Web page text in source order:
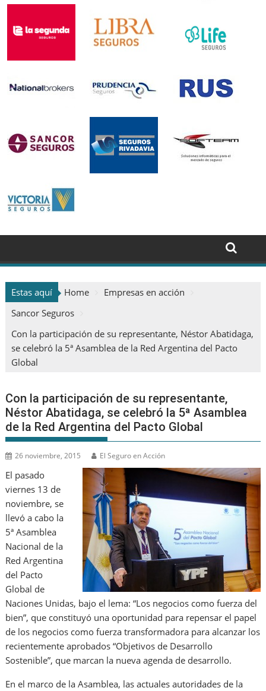
Estas aquí Home
Empresas en acción
Sancor Seguros
Con la participación de su representante, Néstor Abatidaga,
se celebró la 5ª Asamblea de la Red Argentina del Pacto
Global
Con la participación de su representante,
Néstor Abatidaga, se celebró la 5ª Asamblea
de la Red Argentina del Pacto Global
26 noviembre, 2015 El Seguro en Acción
El pasado
viernes 13 de
noviembre, se
llevó a cabo la
5ª Asamblea
Nacional de la
Red Argentina
del Pacto
Global de
Naciones Unidas, bajo el lema: “Los negocios como fuerza del
bien”, que constituyó una oportunidad para repensar el papel
de los negocios como fuerza transformadora para alcanzar los
recientemente aprobados “Objetivos de Desarrollo
Sostenible”, que marcan la nueva agenda de desarrollo.
En el marco de la Asamblea, las actuales autoridades de la